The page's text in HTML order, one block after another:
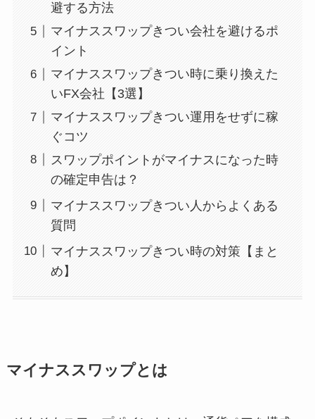
避する方法
マイナススワップきつい会社を避けるポ
イント
マイナススワップきつい時に乗り換えた
いFX会社【3選】
マイナススワップきつい運用をせずに稼
ぐコツ
スワップポイントがマイナスになった時
の確定申告は？
マイナススワップきつい人からよくある
質問
マイナススワップきつい時の対策【まと
め】
マイナススワップとは